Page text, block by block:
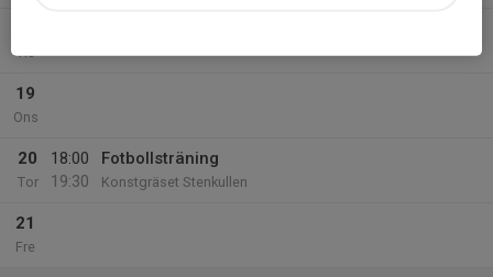
Tis
19
Ons
20
Tor
18:00
19:30
Fotbollsträning
Konstgräset Stenkullen
21
Fre